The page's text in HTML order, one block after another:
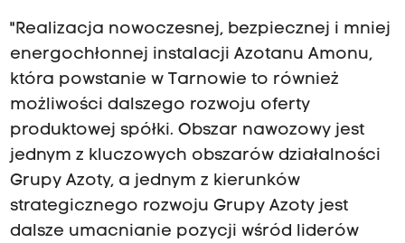
"Realizacja nowoczesnej, bezpiecznej i mniej
energochłonnej instalacji Azotanu Amonu,
która powstanie w Tarnowie to również
możliwości dalszego rozwoju oferty
produktowej spółki. Obszar nawozowy jest
jednym z kluczowych obszarów działalności
Grupy Azoty, a jednym z kierunków
strategicznego rozwoju Grupy Azoty jest
dalsze umacnianie pozycji wśród liderów